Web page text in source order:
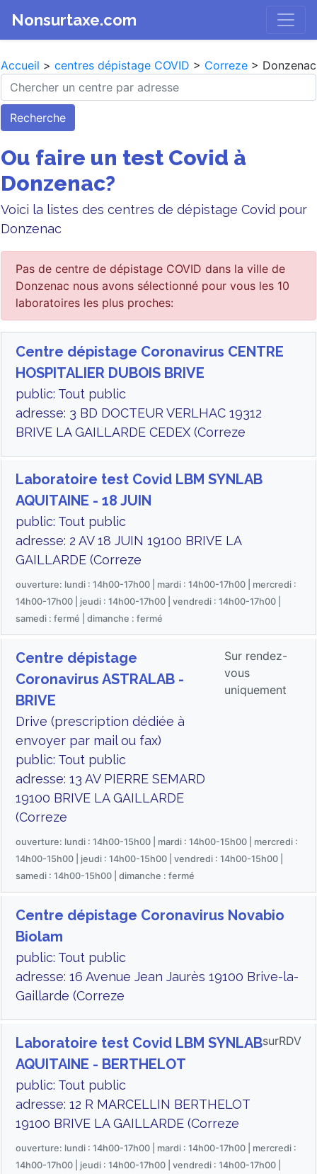
Nonsurtaxe.com
Accueil > centres dépistage COVID > Correze > Donzenac
Recherche
Ou faire un test Covid à
Donzenac?
Voici la listes des centres de dépistage Covid pour
Donzenac
Pas de centre de dépistage COVID dans la ville de
Donzenac nous avons sélectionné pour vous les 10
laboratoires les plus proches:
Centre dépistage Coronavirus CENTRE
HOSPITALIER DUBOIS BRIVE
public: Tout public
adresse: 3 BD DOCTEUR VERLHAC 19312
BRIVE LA GAILLARDE CEDEX (Correze
Laboratoire test Covid LBM SYNLAB
AQUITAINE - 18 JUIN
public: Tout public
adresse: 2 AV 18 JUIN 19100 BRIVE LA
GAILLARDE (Correze
ouverture: lundi : 14h00-17h00 | mardi : 14h00-17h00 | mercredi :
14h00-17h00 | jeudi : 14h00-17h00 | vendredi : 14h00-17h00 |
samedi : fermé | dimanche : fermé
Centre dépistage
Coronavirus ASTRALAB -
BRIVE
Drive (prescription dédiée à
envoyer par mail ou fax)
public: Tout public
adresse: 13 AV PIERRE SEMARD
19100 BRIVE LA GAILLARDE
(Correze
Sur rendez-
vous
uniquement
ouverture: lundi : 14h00-15h00 | mardi : 14h00-15h00 | mercredi :
14h00-15h00 | jeudi : 14h00-15h00 | vendredi : 14h00-15h00 |
samedi : 14h00-15h00 | dimanche : fermé
Centre dépistage Coronavirus Novabio
Biolam
public: Tout public
adresse: 16 Avenue Jean Jaurès 19100 Brive-la-
Gaillarde (Correze
Laboratoire test Covid LBM SYNLAB
AQUITAINE - BERTHELOT
public: Tout public
adresse: 12 R MARCELLIN BERTHELOT
19100 BRIVE LA GAILLARDE (Correze
surRDV
ouverture: lundi : 14h00-17h00 | mardi : 14h00-17h00 | mercredi :
14h00-17h00 | jeudi : 14h00-17h00 | vendredi : 14h00-17h00 |